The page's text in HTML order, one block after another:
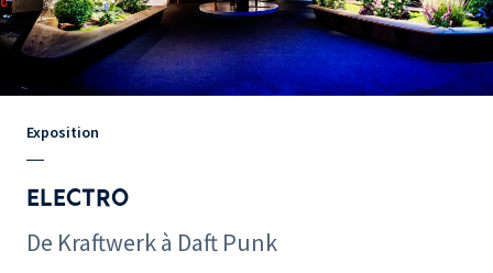
Exposition
ELECTRO
De Kraftwerk à Daft Punk